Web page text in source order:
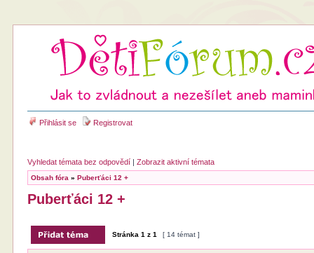
Přihlásit se Registrovat
Vyhledat témata bez odpovědí |Zobrazit aktivní témata
Obsah fóra »Puberťáci 12 +
Puberťáci 12 +
Stránka1 z1 [ 14 témat ]